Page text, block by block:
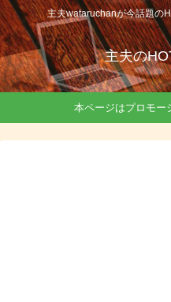
主夫wataruchanが今話題の
主夫の
本ページはプロモー